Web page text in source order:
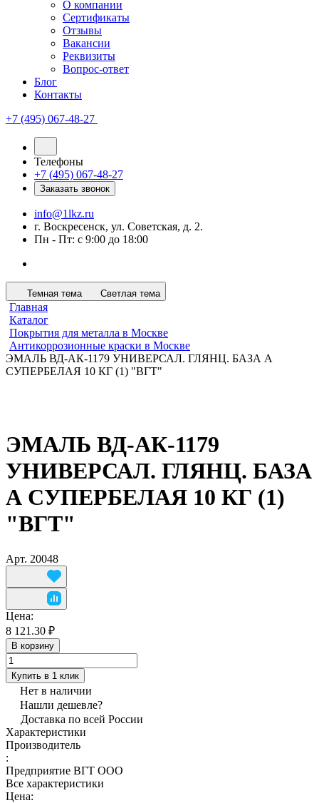
О компании
Сертификаты
Отзывы
Вакансии
Реквизиты
Вопрос-ответ
Блог
Контакты
+7 (495) 067-48-27
Телефоны
+7 (495) 067-48-27
Заказать звонок
info@1lkz.ru
г. Воскресенск, ул. Советская, д. 2.
Пн - Пт: с 9:00 до 18:00
Темная тема Светлая тема
Главная
Каталог
Покрытия для металла в Москве
Антикоррозионные краски в Москве
ЭМАЛЬ ВД-АК-1179 УНИВЕРСАЛ. ГЛЯНЦ. БАЗА А
СУПЕРБЕЛАЯ 10 КГ (1) "ВГТ"
ЭМАЛЬ ВД-АК-1179
УНИВЕРСАЛ. ГЛЯНЦ. БАЗА
А СУПЕРБЕЛАЯ 10 КГ (1)
"ВГТ"
Арт. 20048
Цена:
8 121.30 ₽
В корзину
Купить в 1 клик
Нет в наличии
Нашли дешевле?
Доставка по всей России
Характеристики
Производитель
:
Предприятие ВГТ ООО
Все характеристики
Цена: